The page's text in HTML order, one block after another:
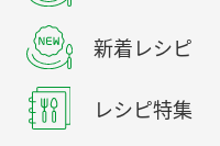
新着レシピ
レシピ特集